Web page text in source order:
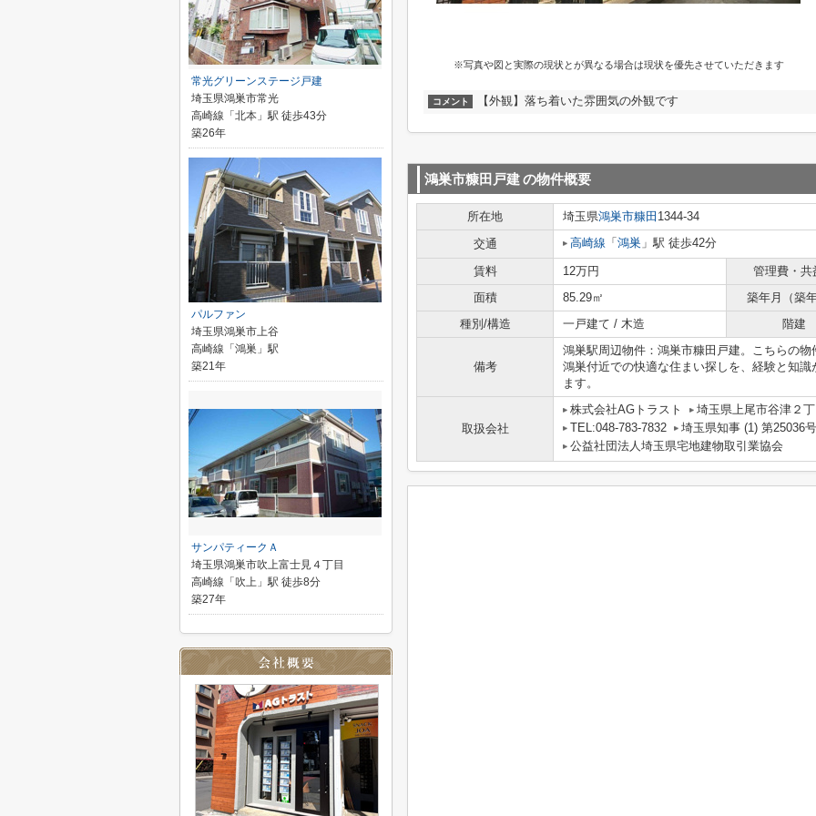
※写真や図と実際の現状とが異なる場合は現状を優先させていただきます
コメント 【外観】落ち着いた雰囲気の外観です
鴻巣市糠田戸建の物件概要
所在地 埼玉県鴻巣市糠田 1344-34
交通
高崎線 「 鴻巣 」駅 徒歩42分
賃料 12万円 管理費・共
面積
85.29㎡ 築年月（築年
種別/構造
一戸建て / 木造 階建
備考
鴻巣駅周辺物件：鴻巣市糠田戸建。こちらの
鴻巣付近での快適な住まい探しを、経験と知
ます。
取扱会社
株式会社AGトラスト
埼玉県上尾市谷津２
TEL:048-783-7832
埼玉県知事 (1) 第25036号
公益社団法人埼玉県宅地建物取引業協会
常光グリーンステージ戸建
埼玉県鴻巣市常光
高崎線「北本」駅 徒歩43分
築26年
パルファン
埼玉県鴻巣市上谷
高崎線「鴻巣」駅
築21年
サンパティークＡ
埼玉県鴻巣市吹上富士見４丁目
高崎線「吹上」駅 徒歩8分
築27年